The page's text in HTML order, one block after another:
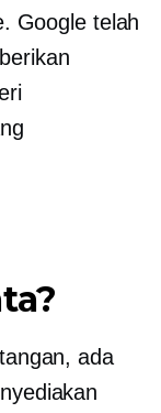
Google telah
ada